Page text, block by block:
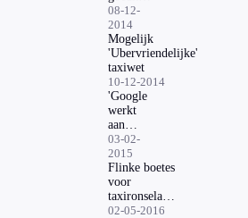
taxidienst
08-12-
2014
Mogelijk
'Ubervriendelijke'
taxiwet
10-12-2014
'Google
werkt
aan
eigen
taxi-
app'
03-02-
2015
Flinke boetes
voor
taxironselaars
op Schiphol
02-05-2016